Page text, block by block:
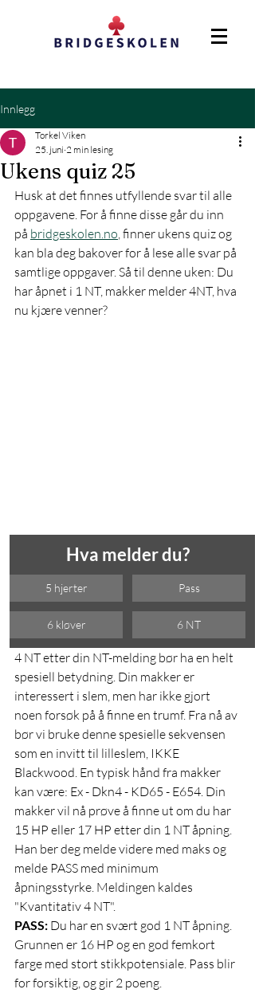
Innlegg
Ukens quiz 25
Torkel Viken
25. juni 2 min lesing
Husk at det finnes utfyllende svar til alle
oppgavene. For å finne disse går du inn
på bridgeskolen.no, finner ukens quiz og
kan bla deg bakover for å lese alle svar på
samtlige oppgaver. Så til denne uken: Du
har åpnet i 1 NT, makker melder 4NT, hva
nu kjære venner?
Hva melder du?
5 hjerter Pass
6 kløver 6 NT
4 NT etter din NT-melding bør ha en helt
spesiell betydning. Din makker er
interessert i slem, men har ikke gjort
noen forsøk på å finne en trumf. Fra nå av
bør vi bruke denne spesielle sekvensen
som en invitt til lilleslem, IKKE
Blackwood. En typisk hånd fra makker
kan være: Ex - Dkn4 - KD65 - E654. Din
makker vil nå prøve å finne ut om du har
15 HP eller 17 HP etter din 1 NT åpning.
Han ber deg melde videre med maks og
melde PASS med minimum
åpningsstyrke. Meldingen kaldes
"Kvantitativ 4 NT".
PASS: Du har en svært god 1 NT åpning.
Grunnen er 16 HP og en god femkort
farge med stort stikkpotensiale. Pass blir
for forsiktig, og gir 2 poeng.